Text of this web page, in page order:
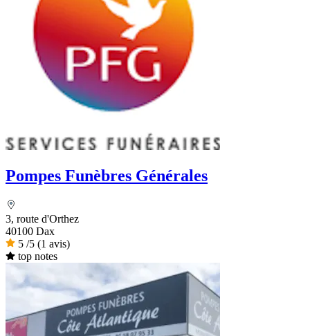
Pompes Funèbres Générales
3, route d'Orthez
40100 Dax
5 /5 (1 avis)
top notes